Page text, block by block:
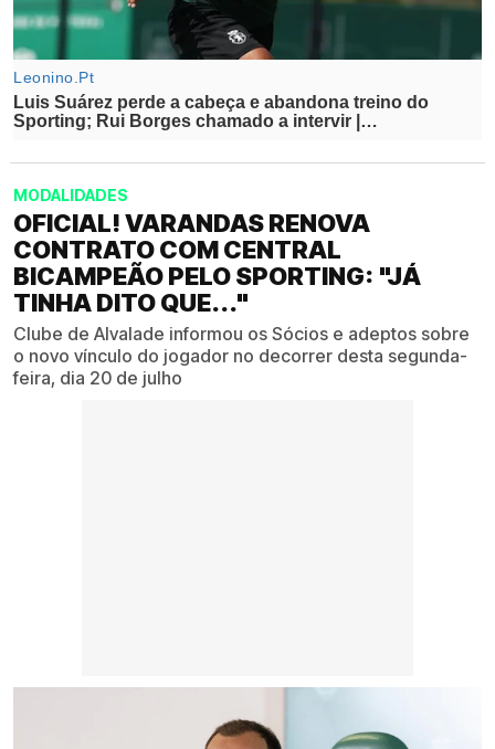
MODALIDADES
OFICIAL! VARANDAS RENOVA
CONTRATO COM CENTRAL
BICAMPEÃO PELO SPORTING: "JÁ
TINHA DITO QUE..."
Clube de Alvalade informou os Sócios e adeptos sobre
o novo vínculo do jogador no decorrer desta segunda-
feira, dia 20 de julho